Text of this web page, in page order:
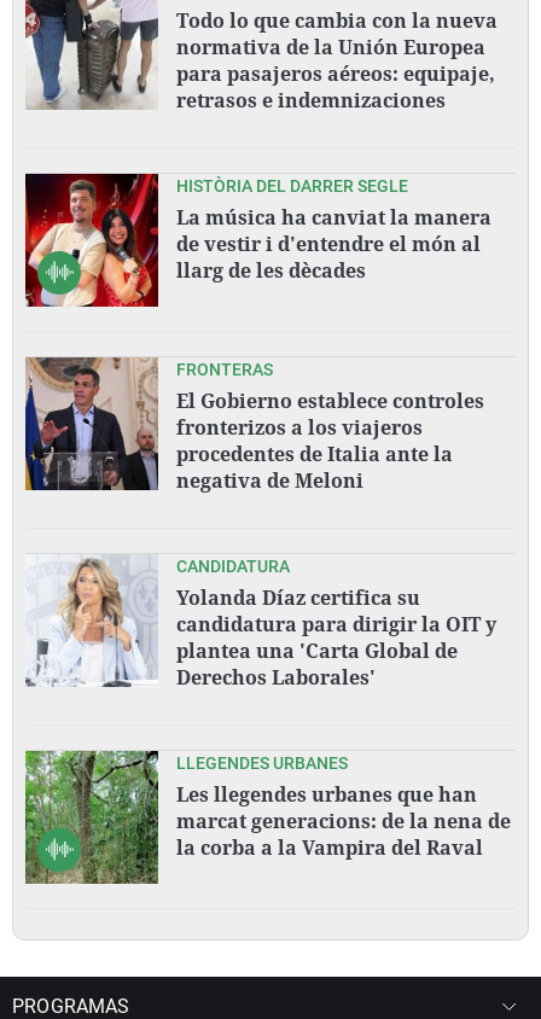
Todo lo que cambia con la nueva
normativa de la Unión Europea
para pasajeros aéreos: equipaje,
retrasos e indemnizaciones
HISTÒRIA DEL DARRER SEGLE
La música ha canviat la manera
de vestir i d'entendre el món al
llarg de les dècades
FRONTERAS
El Gobierno establece controles
fronterizos a los viajeros
procedentes de Italia ante la
negativa de Meloni
CANDIDATURA
Yolanda Díaz certifica su
candidatura para dirigir la OIT y
plantea una 'Carta Global de
Derechos Laborales'
LLEGENDES URBANES
Les llegendes urbanes que han
marcat generacions: de la nena de
la corba a la Vampira del Raval
PROGRAMAS